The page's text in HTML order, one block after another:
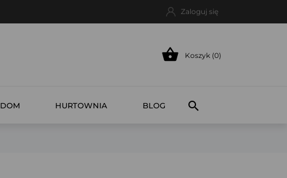
Zaloguj się
 Koszyk (0)
DOM HURTOWNIA BLOG 